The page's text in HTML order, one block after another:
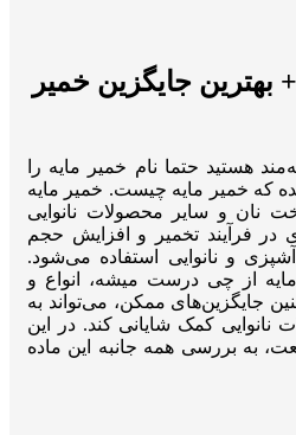
جایگزین خمیر
هستید حتما نام خمیر مایه را
که خمیر مایه چیست. خمیر مایه
نان و سایر محصولات نانوایی
در فرآیند تخمیر و افزایش حجم
و نانوایی استفاده می‌شود.
از چی درست میشه، انواع و
جایگزین‌های ممکن، می‌تواند به
نانوایی کمک شایانی کند. در این
به بررسی همه جانبه این ماده